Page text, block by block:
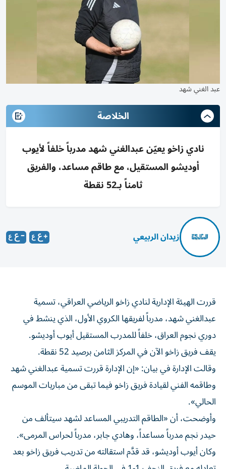
عبد الغني شهد
الخلاصة
نادي زاخو يعيّن عبدالغني شهد مدرباً خلفاً لأيوب
أوديشو المستقيل، مع طاقم مساعد، والفريق
ثامناً بـ52 نقطة
زيدان الربيعي
قررت الهيئة الإدارية لنادي زاخو الرياضي العراقي، تسمية
عبدالغني شهد، مدرباً لفريقها الكروي الأول، الذي ينشط في
دوري نجوم العراق، خلفاً للمدرب المستقيل أيوب أوديشو.
يقف فريق زاخو الآن في المركز الثامن برصيد 52 نقطة.
وقالت الإدارة في بيان: «إن الإدارة قررت تسمية عبدالغني شهد
وطاقمه الفني لقيادة فريق زاخو فيما تبقى من مباريات الموسم
الحالي».
وأوضحت، أن «الطاقم التدريبي المساعد لشهد سيتألف من
حيدر نجم مدرباً مساعداً، وهادي جابر، مدرباً لحراس المرمى».
وكان أيوب أوديشو، قد قدَّم استقالته من تدريب فريق زاخو بعد